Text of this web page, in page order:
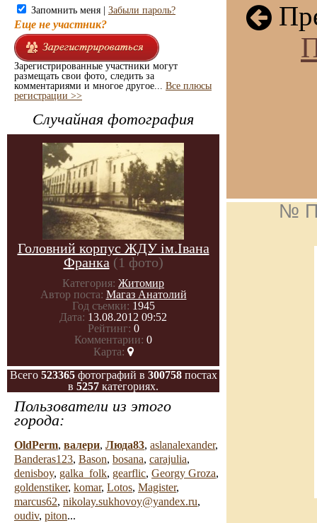
Запомнить меня | Забыли пароль?
Еще не участник?
Зарегистрированные участники могут
размещать свои фото, следить за
комментариями и многое другое... Все плюсы
регистрации >>
Случайная фотография
Головний корпус ЖДУ ім.Івана
Франка (1 фото)
Категория: Житомир
Автор поста: Магаз Анатолий
Год съемки: 1945
Дата: 13.08.2012 09:52
Рейтинг: 0
Комментарии: 0
Карта:
Всего 523365фотографий в 300758постах
в 5257 категориях.
Пользователи из этого
города:
OldPerm, валери, Люда83, aslanalexander,
Banderas123, Bason, bosana, carajulia,
denisboy, galka_folk, gearflic, Georgy Groza,
goldenstiker, komar, Lotos, Magister,
marcus62, nikolay.sukhovoy@yandex.ru,
oudiv, piton...
№